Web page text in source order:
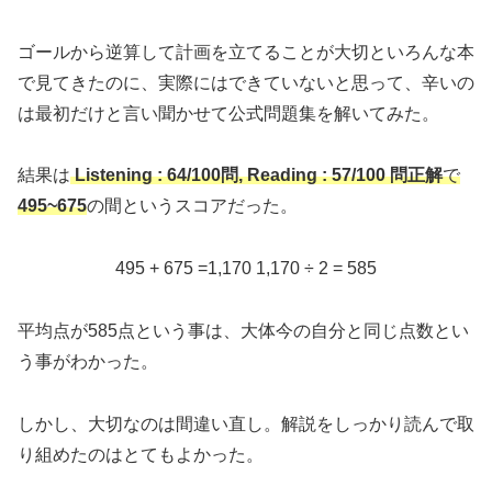
ゴールから逆算して計画を立てることが大切といろんな本
で見てきたのに、実際にはできていないと思って、辛いの
は最初だけと言い聞かせて公式問題集を解いてみた。
結果はListening : 64/100問, Reading : 57/100 問正解で
495~675の間というスコアだった。
495 + 675 =1,170 1,170 ÷ 2 = 585
平均点が585点という事は、大体今の自分と同じ点数とい
う事がわかった。
しかし、大切なのは間違い直し。解説をしっかり読んで取
り組めたのはとてもよかった。